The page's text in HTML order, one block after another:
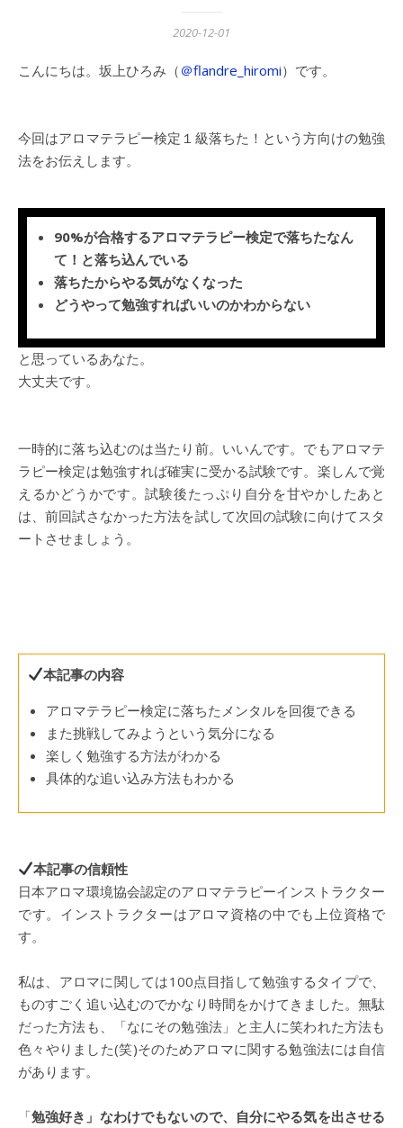
2020-12-01
こんにちは。坂上ひろみ（ ＠flandre_hiromi）です。
今回はアロマテラピー検定１級落ちた！という方向けの勉強
法をお伝えします。
90%が合格するアロマテラピー検定で落ちたなん
て！と落ち込んでいる
落ちたからやる気がなくなった
どうやって勉強すればいいのかわからない
と思っているあなた。
大丈夫です。
一時的に落ち込むのは当たり前。いいんです。でもアロマテ
ラピー検定は勉強すれば確実に受かる試験です。楽しんで覚
えるかどうかです。試験後たっぷり自分を甘やかしたあと
は、前回試さなかった方法を試して次回の試験に向けてスタ
ートさせましょう。
本記事の内容
アロマテラピー検定に落ちたメンタルを回復できる
また挑戦してみようという気分になる
楽しく勉強する方法がわかる
具体的な追い込み方法もわかる
本記事の信頼性
日本アロマ環境協会認定のアロマテラピーインストラクター
です。インストラクターはアロマ資格の中でも上位資格で
す。
私は、アロマに関しては100点目指して勉強するタイプで、
ものすごく追い込むのでかなり時間をかけてきました。無駄
だった方法も、「なにその勉強法」と主人に笑われた方法も
色々やりました(笑)そのためアロマに関する勉強法には自信
があります。
「勉強好き」なわけでもないので、自分にやる気を出させる